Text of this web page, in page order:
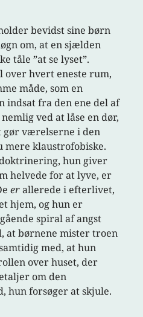
bevidst sine børn
om, at en sjælden
tåle ”at se lyset”.
over hvert eneste rum,
måde, som en
indsat fra den ene del af
ved at låse en dør,
gør værelserne i den
mere klaustrofobiske.
hun giver
helvede for at lyve, er
erallerede i efterlivet,
hjem, og hun er
spiral af angst
at børnene mister troen
med, at hun
over huset, der
om den
hun forsøger at skjule.